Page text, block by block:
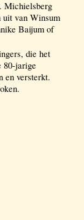
Michielsberg
uit van Winsum
Baijum of
die het
80-jarige
en versterkt.